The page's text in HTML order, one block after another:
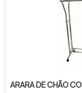
conhecimento e
atuação. A Luci
estratégia em
parceiros uma
alta qualidade
todas as
ARARA DE CHÃO